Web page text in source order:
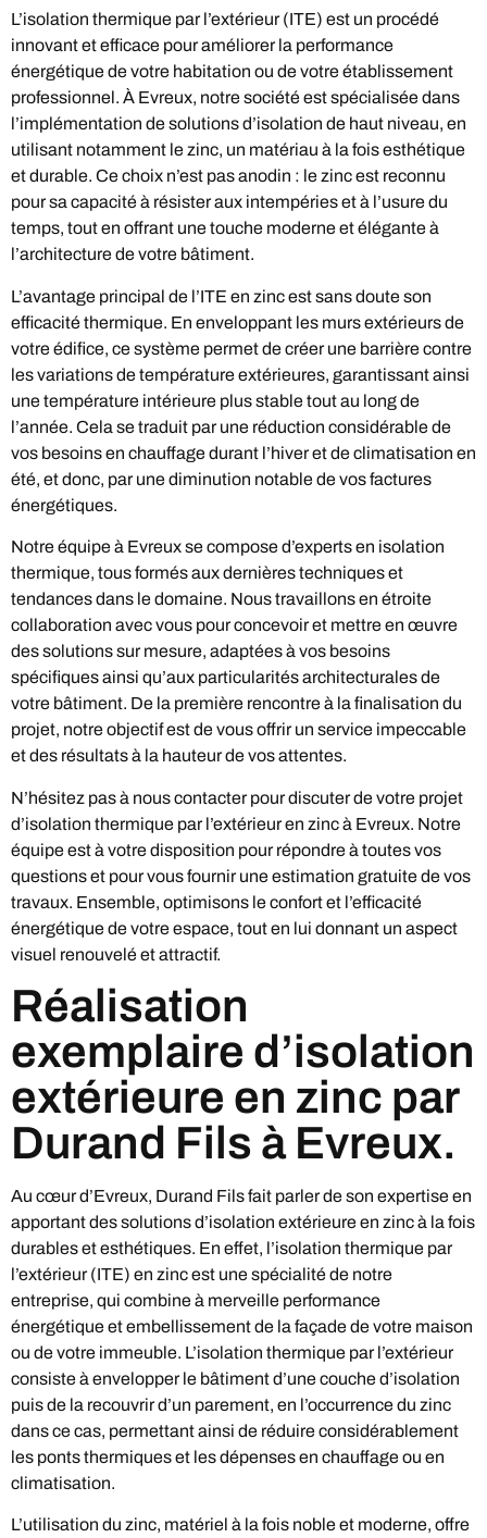
L’isolation thermique par l’extérieur (ITE) est un procédé
innovant et efficace pour améliorer la performance
énergétique de votre habitation ou de votre établissement
professionnel. À Evreux, notre société est spécialisée dans
l’implémentation de solutions d’isolation de haut niveau, en
utilisant notamment le zinc, un matériau à la fois esthétique
et durable. Ce choix n’est pas anodin : le zinc est reconnu
pour sa capacité à résister aux intempéries et à l’usure du
temps, tout en offrant une touche moderne et élégante à
l’architecture de votre bâtiment.
L’avantage principal de l’ITE en zinc est sans doute son
efficacité thermique. En enveloppant les murs extérieurs de
votre édifice, ce système permet de créer une barrière contre
les variations de température extérieures, garantissant ainsi
une température intérieure plus stable tout au long de
l’année. Cela se traduit par une réduction considérable de
vos besoins en chauffage durant l’hiver et de climatisation en
été, et donc, par une diminution notable de vos factures
énergétiques.
Notre équipe à Evreux se compose d’experts en isolation
thermique, tous formés aux dernières techniques et
tendances dans le domaine. Nous travaillons en étroite
collaboration avec vous pour concevoir et mettre en œuvre
des solutions sur mesure, adaptées à vos besoins
spécifiques ainsi qu’aux particularités architecturales de
votre bâtiment. De la première rencontre à la finalisation du
projet, notre objectif est de vous offrir un service impeccable
et des résultats à la hauteur de vos attentes.
N’hésitez pas à nous contacter pour discuter de votre projet
d’isolation thermique par l’extérieur en zinc à Evreux. Notre
équipe est à votre disposition pour répondre à toutes vos
questions et pour vous fournir une estimation gratuite de vos
travaux. Ensemble, optimisons le confort et l’efficacité
énergétique de votre espace, tout en lui donnant un aspect
visuel renouvelé et attractif.
Réalisation
exemplaire d’isolation
extérieure en zinc par
Durand Fils à Evreux.
Au cœur d’Evreux, Durand Fils fait parler de son expertise en
apportant des solutions d’isolation extérieure en zinc à la fois
durables et esthétiques. En effet, l’isolation thermique par
l’extérieur (ITE) en zinc est une spécialité de notre
entreprise, qui combine à merveille performance
énergétique et embellissement de la façade de votre maison
ou de votre immeuble. L’isolation thermique par l’extérieur
consiste à envelopper le bâtiment d’une couche d’isolation
puis de la recouvrir d’un parement, en l’occurrence du zinc
dans ce cas, permettant ainsi de réduire considérablement
les ponts thermiques et les dépenses en chauffage ou en
climatisation.
L’utilisation du zinc, matériel à la fois noble et moderne, offre